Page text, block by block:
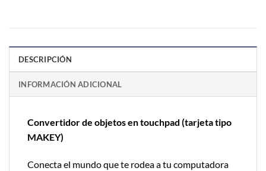
DESCRIPCIÓN
INFORMACIÓN ADICIONAL
Convertidor de objetos en touchpad (tarjeta tipo
MAKEY)
Conecta el mundo que te rodea a tu computadora